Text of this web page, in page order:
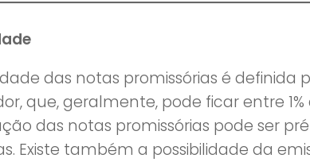
das notas promissórias é definida
que, geralmente, pode ficar entre
das notas promissórias pode ser
Existe também a possibilidade da